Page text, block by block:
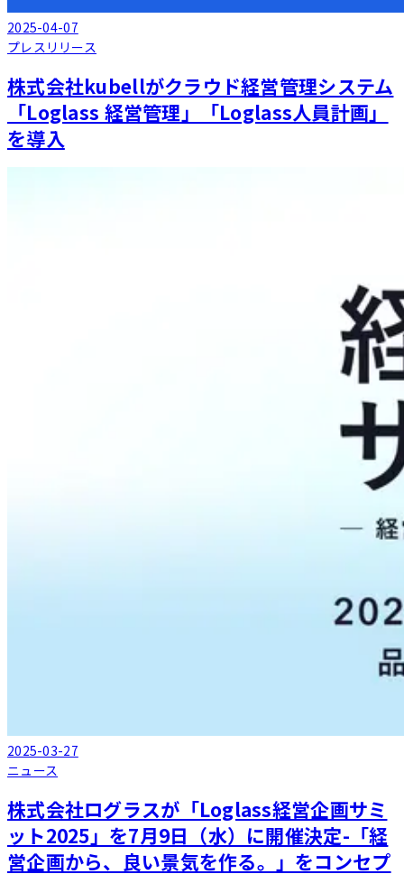
2025-04-07
プレスリリース
株式会社kubellがクラウド経営管理システム
「Loglass 経営管理」「Loglass人員計画」
を導入
2025-03-27
ニュース
株式会社ログラスが「Loglass経営企画サミ
ット2025」を7月9日（水）に開催決定-「経
営企画から、良い景気を作る。」をコンセプ